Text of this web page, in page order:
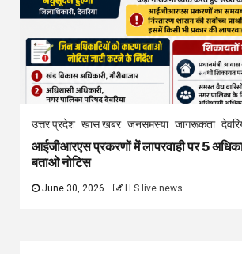
उत्तर प्रदेश खास खबर जनसमस्या जागरूकता
आईजीआरएस प्रकरणों में लापरवाही पर 5
बताओ नोटिस
June 30, 2026 H S live news